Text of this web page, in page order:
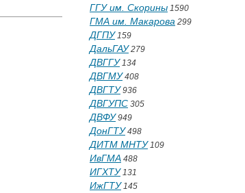
ГГУ им. Скорины 1590
ГМА им. Макарова 299
ДГПУ159
ДальГАУ279
ДВГГУ134
ДВГМУ408
ДВГТУ936
ДВГУПС 305
ДВФУ949
ДонГТУ498
ДИТМ МНТУ109
ИвГМА 488
ИГХТУ131
ИжГТУ145